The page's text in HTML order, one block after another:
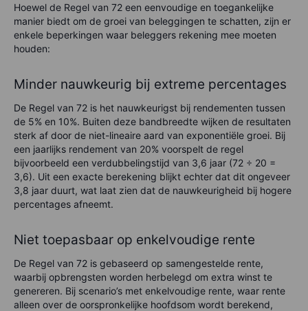
Hoewel de Regel van 72 een eenvoudige en toegankelijke
manier biedt om de groei van beleggingen te schatten, zijn er
enkele beperkingen waar beleggers rekening mee moeten
houden:
Minder nauwkeurig bij extreme percentages
De Regel van 72 is het nauwkeurigst bij rendementen tussen
de 5% en 10%. Buiten deze bandbreedte wijken de resultaten
sterk af door de niet-lineaire aard van exponentiële groei. Bij
een jaarlijks rendement van 20% voorspelt de regel
bijvoorbeeld een verdubbelingstijd van 3,6 jaar (72 ÷ 20 =
3,6). Uit een exacte berekening blijkt echter dat dit ongeveer
3,8 jaar duurt, wat laat zien dat de nauwkeurigheid bij hogere
percentages afneemt.
Niet toepasbaar op enkelvoudige rente
De Regel van 72 is gebaseerd op samengestelde rente,
waarbij opbrengsten worden herbelegd om extra winst te
genereren. Bij scenario’s met enkelvoudige rente, waar rente
alleen over de oorspronkelijke hoofdsom wordt berekend,